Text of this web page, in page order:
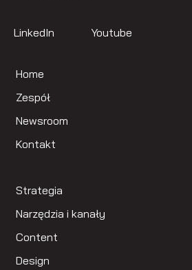
LinkedIn Youtube
Home
Zespół
Newsroom
Kontakt
Strategia
Narzędzia i kanały
Content
Design